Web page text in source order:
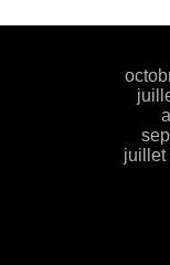
juillet